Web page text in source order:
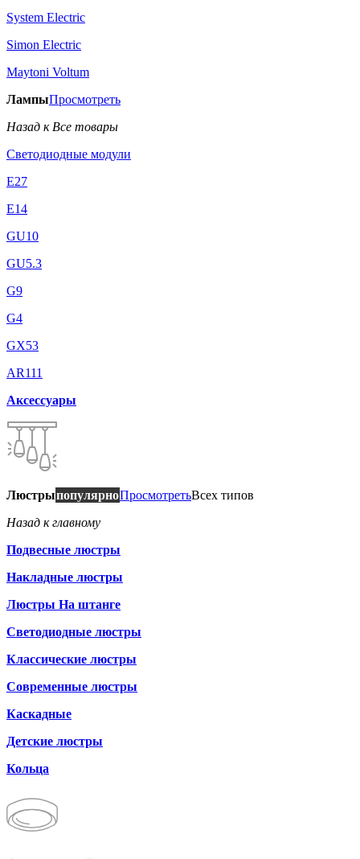
System Electric
Simon Electric
Maytoni Voltum
ЛампыПросмотреть
Назад к Все товары
Светодиодные модули
E27
E14
GU10
GU5.3
G9
G4
GX53
AR111
Аксессуары
ЛюстрыпопулярноПросмотретьВсех типов
Назад к главному
Подвесные люстры
Накладные люстры
Люстры На штанге
Светодиодные люстры
Классические люстры
Современные люстры
Каскадные
Детские люстры
Кольца